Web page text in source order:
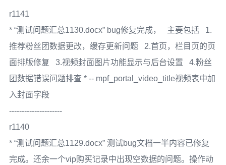
r1141
* “测试问题汇总1130.docx” bug修复完成， 主要包括 1.
推荐粉丝团数据更改，缓存更新问题 2.首页，栏目页的页
面排版修复 3.视频封面图片功能显示与后台设置 4.粉丝
团数据错误问题排查 * -- mpf_portal_video_title视频表中加
入封面字段
---------------------
r1140
* “测试问题汇总1129.docx” 测试bug文档一半内容已修复
完成。还余一个vip购买记录中出现空数据的问题。操作动